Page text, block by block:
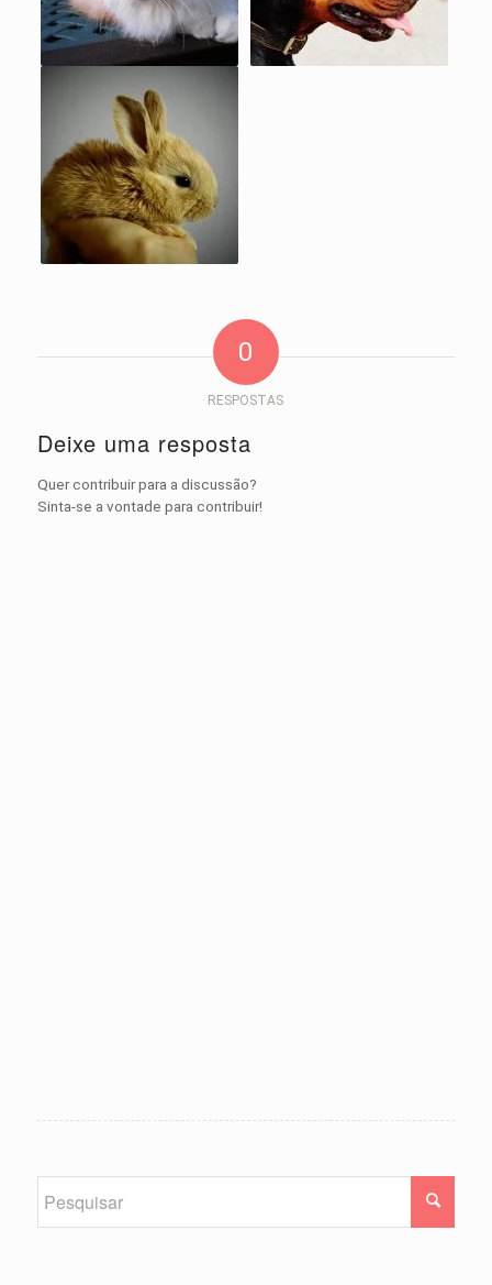
0
RESPOSTAS
Deixe uma resposta
Quer contribuir para a discussão?
Sinta-se a vontade para contribuir!